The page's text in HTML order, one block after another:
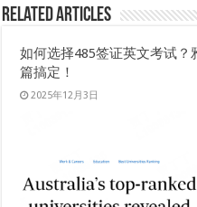
Related Articles
如何选择485签证英文考试？
篇搞定！
2025年12月3日